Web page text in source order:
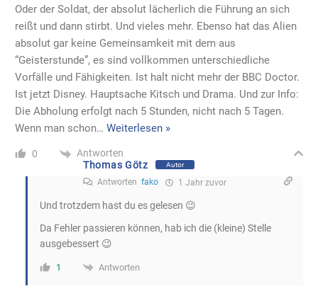
Oder der Soldat, der absolut lächerlich die Führung an sich
reißt und dann stirbt. Und vieles mehr. Ebenso hat das Alien
absolut gar keine Gemeinsamkeit mit dem aus
“Geisterstunde”, es sind vollkommen unterschiedliche
Vorfälle und Fähigkeiten. Ist halt nicht mehr der BBC Doctor.
Ist jetzt Disney. Hauptsache Kitsch und Drama. Und zur Info:
Die Abholung erfolgt nach 5 Stunden, nicht nach 5 Tagen.
Wenn man schon… Weiterlesen »
0
Antworten
Thomas Götz
Autor
Antworten fako 1 Jahr zuvor
Und trotzdem hast du es gelesen 😉
Da Fehler passieren können, hab ich die (kleine) Stelle
ausgebessert 😉
1 Antworten